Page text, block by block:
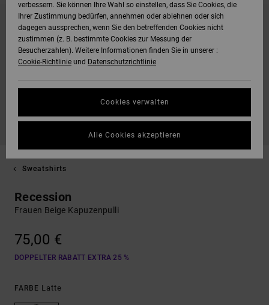
Sweatshirts
Recession
Frauen Beige Kapuzenpulli
75,00 €
DOPPELTER RABATT EXTRA 25 %
FARBE Latte
verbessern. Sie können Ihre Wahl so einstellen, dass Sie Cookies, die
Ihrer Zustimmung bedürfen, annehmen oder ablehnen oder sich
dagegen aussprechen, wenn Sie den betreffenden Cookies nicht
zustimmen (z. B. bestimmte Cookies zur Messung der
Besucherzahlen). Weitere Informationen finden Sie in unserer :
Cookie-Richtlinie und Datenschutzrichtlinie
Cookies verwalten
Alle Cookies akzeptieren